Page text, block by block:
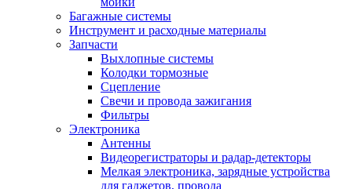
Багажные системы
Инструмент и расходные материалы
Запчасти
Выхлопные системы
Колодки тормозные
Сцепление
Свечи и провода зажигания
Фильтры
Электроника
Антенны
Видеорегистраторы и радар-детекторы
Мелкая электроника, зарядные устройства
для гаджетов, провода